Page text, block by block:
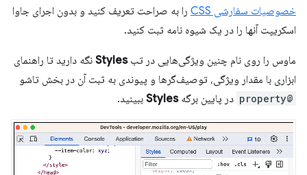
خصوصیات سفارشی CSS
را به صراحت تعریف کنید و بدون اجرای جاوا
اسکریپت آنها را در یک شیوه نامه ثبت کنید.
ماوس را روی نام چنین ویژگی‌هایی در تبStyles نگه دارید تا راهنمای
ابزاری با مقدار ویژگی، توصیف‌گرها و پیوندی به ثبت آن در بخش تاشو
@property در پایین برگهStyles ببینید.